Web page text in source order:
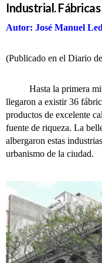
Industrial.
Autor: José Manuel
(Publicado en el Diario
Hasta la primera
llegaron a existir 36
productos de excelente
fuente de riqueza. La
albergaron estas
urbanismo de la ciudad.